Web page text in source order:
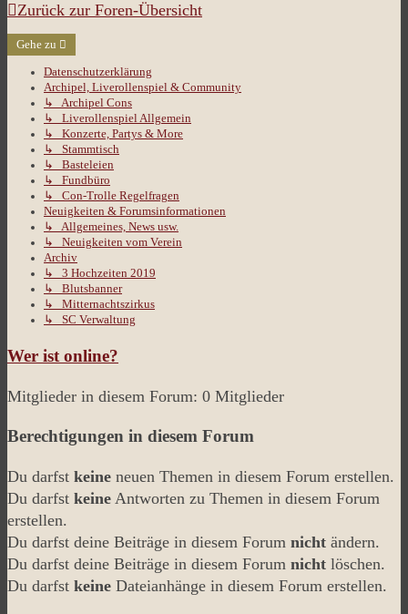
Zurück zur Foren-Übersicht
Gehe zu
Datenschutzerklärung
Archipel, Liverollenspiel & Community
↳ Archipel Cons
↳ Liverollenspiel Allgemein
↳ Konzerte, Partys & More
↳ Stammtisch
↳ Basteleien
↳ Fundbüro
↳ Con-Trolle Regelfragen
Neuigkeiten & Forumsinformationen
↳ Allgemeines, News usw.
↳ Neuigkeiten vom Verein
Archiv
↳ 3 Hochzeiten 2019
↳ Blutsbanner
↳ Mitternachtszirkus
↳ SC Verwaltung
Wer ist online?
Mitglieder in diesem Forum: 0 Mitglieder
Berechtigungen in diesem Forum
Du darfst keine neuen Themen in diesem Forum erstellen.
Du darfst keine Antworten zu Themen in diesem Forum
erstellen.
Du darfst deine Beiträge in diesem Forum nicht ändern.
Du darfst deine Beiträge in diesem Forum nicht löschen.
Du darfst keine Dateianhänge in diesem Forum erstellen.